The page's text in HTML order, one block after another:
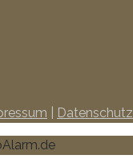
Datenschutz